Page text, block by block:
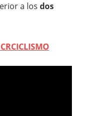
a los dos